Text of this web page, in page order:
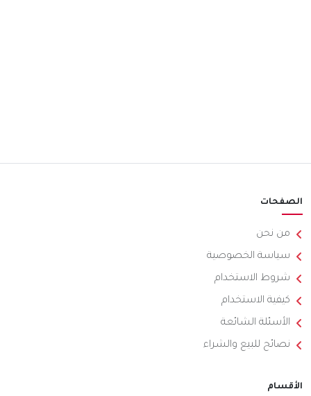
الصفحات
من نحن
سياسة الخصوصية
شروط الاستخدام
كيفية الاستخدام
الأسئلة الشائعة
نصائح للبيع والشراء
الأقسام